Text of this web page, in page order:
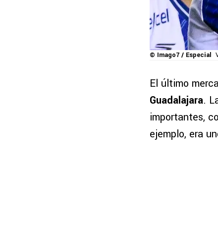
© Imago7 / Especial
El último
Guadalajara.
importantes,
ejemplo, era